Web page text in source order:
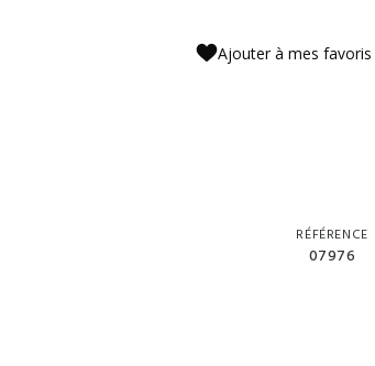
Ajouter à mes favoris
RÉFÉRENCE
07976